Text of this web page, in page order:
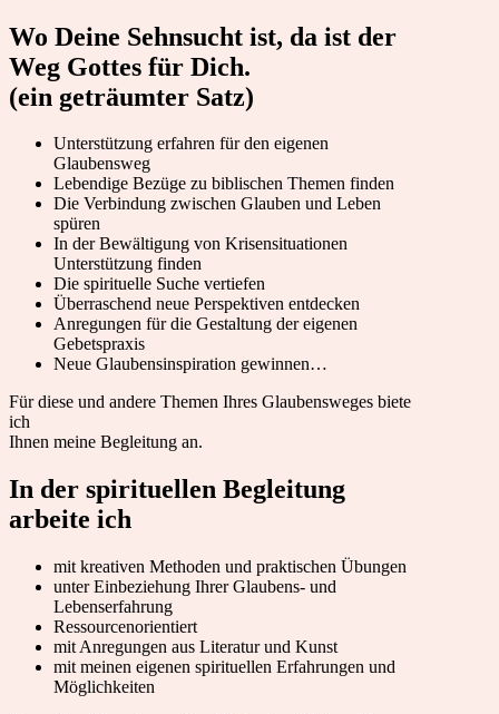
Wo Deine Sehnsucht ist, da ist der
Weg Gottes für Dich.
(ein geträumter Satz)
Unterstützung erfahren für den eigenen
Glaubensweg
Lebendige Bezüge zu biblischen Themen finden
Die Verbindung zwischen Glauben und Leben
spüren
In der Bewältigung von Krisensituationen
Unterstützung finden
Die spirituelle Suche vertiefen
Überraschend neue Perspektiven entdecken
Anregungen für die Gestaltung der eigenen
Gebetspraxis
Neue Glaubensinspiration gewinnen…
Für diese und andere Themen Ihres Glaubensweges biete
ich
Ihnen meine Begleitung an.
In der spirituellen Begleitung
arbeite ich
mit kreativen Methoden und praktischen Übungen
unter Einbeziehung Ihrer Glaubens- und
Lebenserfahrung
Ressourcenorientiert
mit Anregungen aus Literatur und Kunst
mit meinen eigenen spirituellen Erfahrungen und
Möglichkeiten